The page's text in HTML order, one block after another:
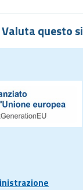
Valuta questo